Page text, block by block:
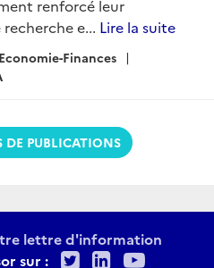
renforcé leur
e... Lire la suite
Finances
DE PUBLICATIONS
lettre d'information
sur :
TwitterLinkedIn